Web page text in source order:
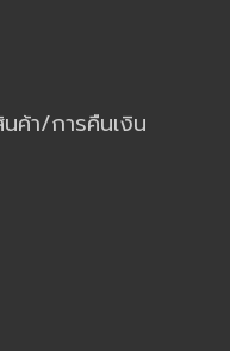
ค้า/การคืนเงิน